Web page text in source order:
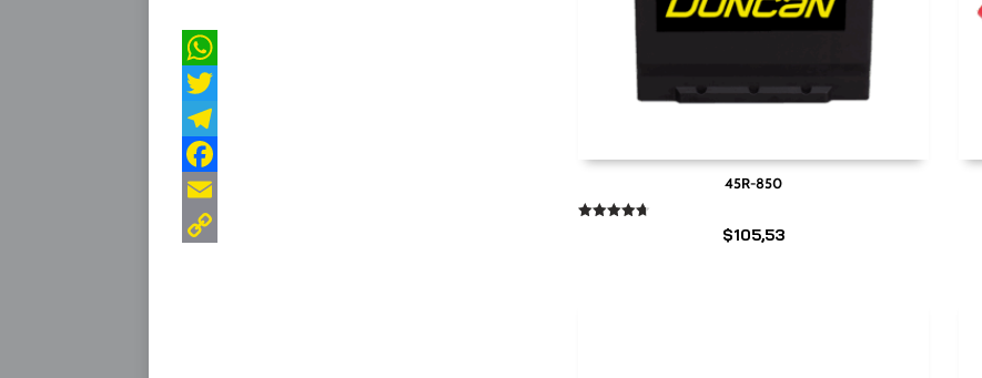
45R-850
$105,53